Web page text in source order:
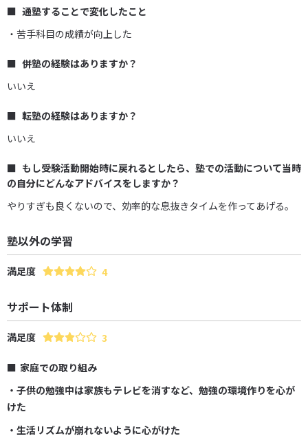
通塾することで変化したこと
・苦手科目の成績が向上した
併塾の経験はありますか？
いいえ
転塾の経験はありますか？
いいえ
もし受験活動開始時に戻れるとしたら、塾での活動について当時
の自分にどんなアドバイスをしますか？
やりすぎも良くないので、効率的な息抜きタイムを作ってあげる。
塾以外の学習
満足度 4
サポート体制
満足度 3
家庭での取り組み
・子供の勉強中は家族もテレビを消すなど、勉強の環境作りを心が
けた
・生活リズムが崩れないように心がけた